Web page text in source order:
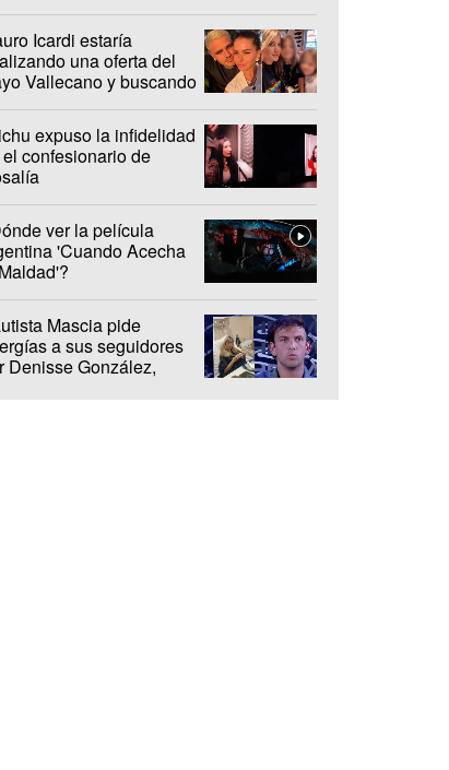
Icardi estaría
una oferta del
Vallecano y buscando
expuso la infidelidad
confesionario de
ver la película
'Cuando Acecha
Mascia pide
a sus seguidores
Denisse González,